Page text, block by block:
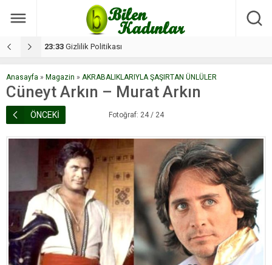
17:08 Dilan, düğününe 5 gün kala hayatını kaybetti
Anasayfa » Magazin » AKRABALIKLARIYLA ŞAŞIRTAN ÜNLÜLER
Cüneyt Arkın – Murat Arkın
ÖNCEKİ Fotoğraf: 24 / 24